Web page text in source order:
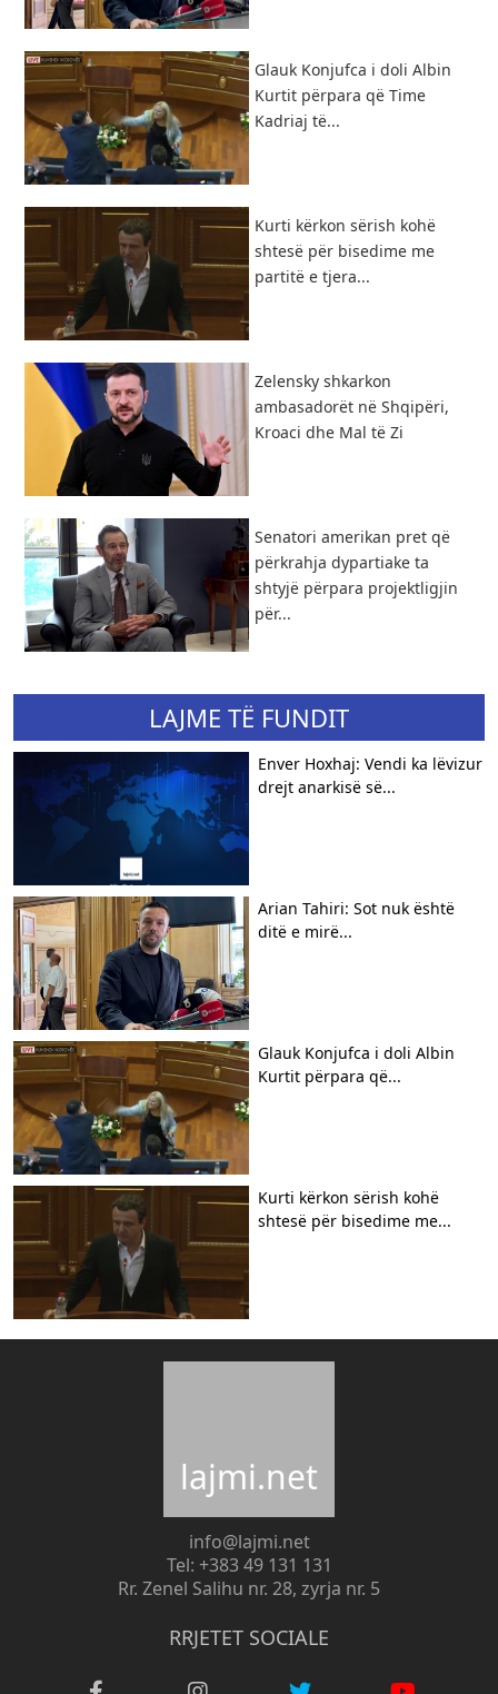
Glauk Konjufca i doli Albin
Kurtit përpara që Time
Kadriaj të...
Kurti kërkon sërish kohë
shtesë për bisedime me
partitë e tjera...
Zelensky shkarkon
ambasadorët në Shqipëri,
Kroaci dhe Mal të Zi
Senatori amerikan pret që
përkrahja dypartiake ta
shtyjë përpara projektligjin
për...
LAJME TË FUNDIT
Enver Hoxhaj: Vendi ka lëvizur
drejt anarkisë së...
Arian Tahiri: Sot nuk është
ditë e mirë...
Glauk Konjufca i doli Albin
Kurtit përpara që...
Kurti kërkon sërish kohë
shtesë për bisedime me...
lajmi.net
info@lajmi.net
Tel: +383 49 131 131
Rr. Zenel Salihu nr. 28, zyrja nr. 5
RRJETET SOCIALE